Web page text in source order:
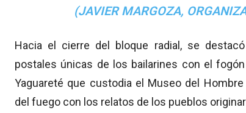
(JAVIER MARGOZA,
Hacia el cierre del bloque radial, se
postales únicas de los bailarines con el
Yaguareté que custodia el Museo del
del fuego con los relatos de los pueblos